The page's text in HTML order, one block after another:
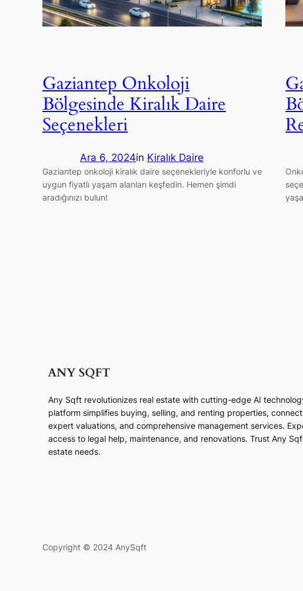
Gaziantep Onkoloji
Bölgesinde Kiralık Daire
Seçenekleri
Ara 6, 2024in Kiralık Daire
Gaziantep onkoloji kiralık daire seçenekleriyle konforlu ve
uygun fiyatlı yaşam alanları keşfedin. Hemen şimdi
aradığınızı bulun!
Any Sqft revolutionizes real estate with cutting-edge AI
platform simplifies buying, selling, and renting properties,
expert valuations, and comprehensive management services.
access to legal help, maintenance, and renovations. Trust Any
estate needs.
Copyright © 2024 AnySqft